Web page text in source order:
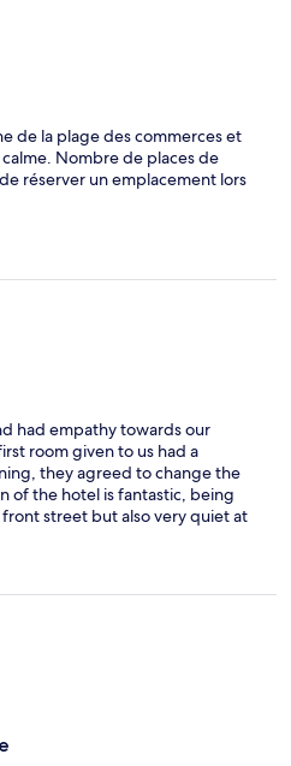
de la plage des commerces et
Nombre de places de
réserver un emplacement lors
had empathy towards our
room given to us had a
they agreed to change the
of the hotel is fantastic, being
street but also very quiet at
I'd say the breakfast - but
recommending this nice